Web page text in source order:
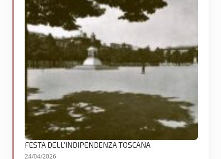
FESTA DELL’INDIPENDENZA TOSCANA
24/04/2026